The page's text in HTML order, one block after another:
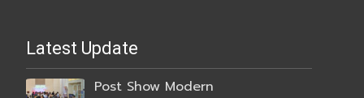
Latest Update
Post Show Modern